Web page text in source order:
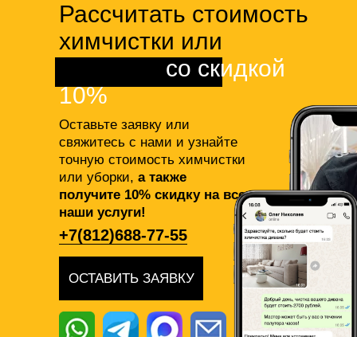
Оставьте заявку или
свяжитесь с нами и узнайте
точную стоимость химчистки
или уборки, а также
получите 10% скидку на все
наши услуги!
Рассчитать стоимость
химчистки или
со скидкой
10%
ОСТАВИТЬ ЗАЯВКУ
+7(812)688-77-55